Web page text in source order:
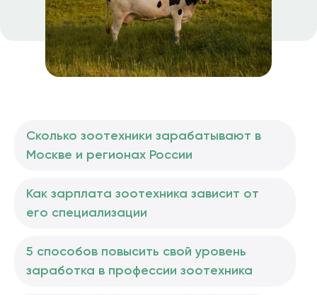
Сколько зоотехники зарабатывают в
Москве и регионах России
Как зарплата зоотехника зависит от
его специализации
5 способов повысить свой уровень
заработка в профессии зоотехника